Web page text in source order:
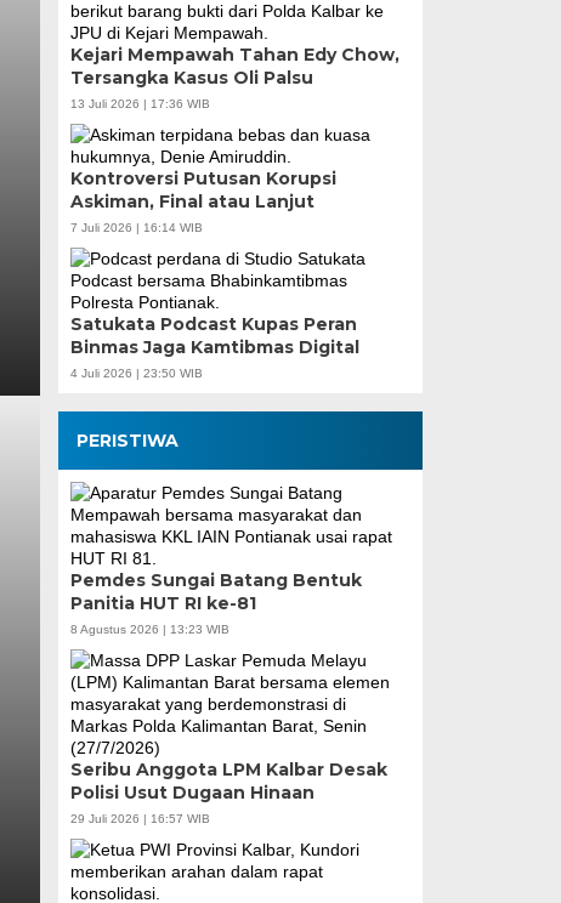
Kejari Mempawah Tahan Edy Chow,
Tersangka Kasus Oli Palsu
13 Juli 2026 | 17:36 WIB
Kontroversi Putusan Korupsi
Askiman, Final atau Lanjut
7 Juli 2026 | 16:14 WIB
Satukata Podcast Kupas Peran
Binmas Jaga Kamtibmas Digital
4 Juli 2026 | 23:50 WIB
PERISTIWA
Pemdes Sungai Batang Bentuk
Panitia HUT RI ke-81
8 Agustus 2026 | 13:23 WIB
Seribu Anggota LPM Kalbar Desak
Polisi Usut Dugaan Hinaan
29 Juli 2026 | 16:57 WIB